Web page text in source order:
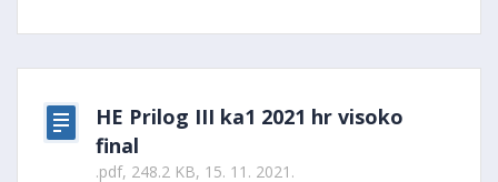
HE Prilog III ka1 2021 hr visoko
final
.pdf, 248.2 KB, 15. 11. 2021.